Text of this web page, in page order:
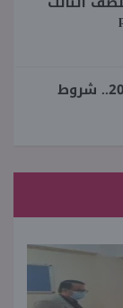
خطوات تقليل الاغتراب 2026.. شروط